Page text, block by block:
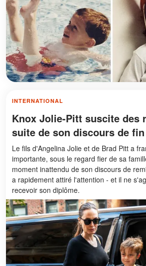
INTERNATIONAL
Knox Jolie-Pitt suscite des
suite de son discours de
Le fils d'Angelina Jolie et de Brad Pitt a
importante, sous le regard fier de sa
moment inattendu de son discours de
a rapidement attiré l'attention - et il ne
recevoir son diplôme.